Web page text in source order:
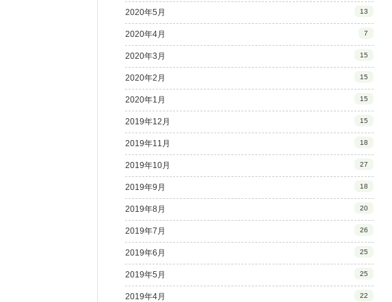
2020年5月 13
2020年4月 7
2020年3月 15
2020年2月 15
2020年1月 15
2019年12月 15
2019年11月 18
2019年10月 27
2019年9月 18
2019年8月 20
2019年7月 26
2019年6月 25
2019年5月 25
2019年4月 22